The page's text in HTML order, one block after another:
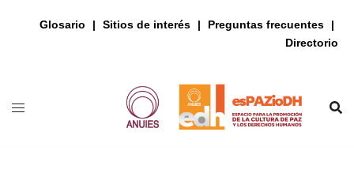
Glosario Sitios de interés
Preguntas frecuentes
Directorio